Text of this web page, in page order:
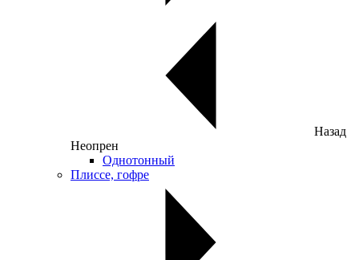
Назад
Неопрен
Однотонный
Плиссе, гофре